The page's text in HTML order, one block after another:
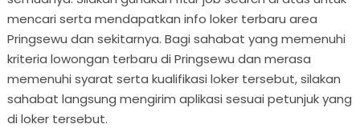
mencari serta mendapatkan info loker terbaru area
Pringsewu dan sekitarnya. Bagi sahabat yang memenuhi
kriteria lowongan terbaru di Pringsewu dan merasa
memenuhi syarat serta kualifikasi loker tersebut, silakan
sahabat langsung mengirim aplikasi sesuai petunjuk yang
di loker tersebut.